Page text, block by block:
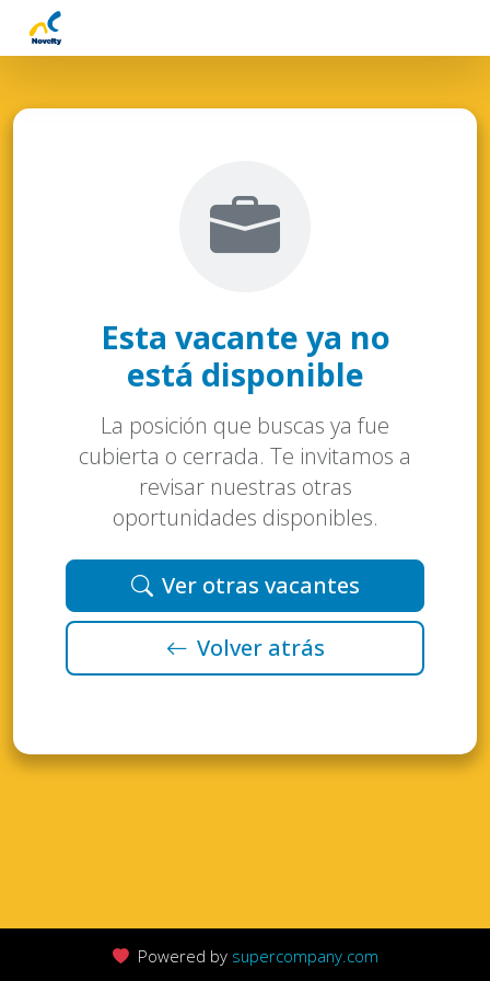
Esta vacante ya no
está disponible
La posición que buscas ya fue
cubierta o cerrada. Te invitamos a
revisar nuestras otras
oportunidades disponibles.
Ver otras vacantes
Volver atrás
Powered by supercompany.com